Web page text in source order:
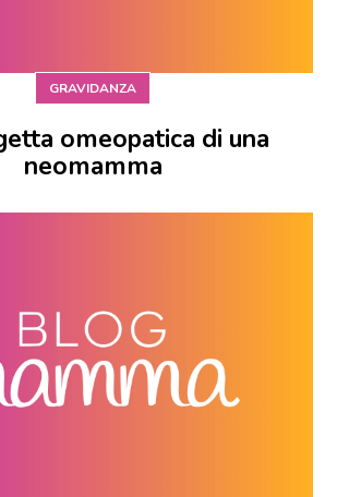
GRAVIDANZA
omeopatica di una
neomamma